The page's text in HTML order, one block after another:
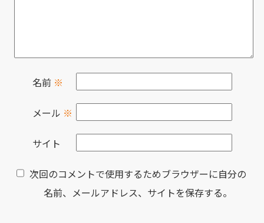
名前 ※
メール ※
サイト
次回のコメントで使用するためブラウザーに自分の
名前、メールアドレス、サイトを保存する。